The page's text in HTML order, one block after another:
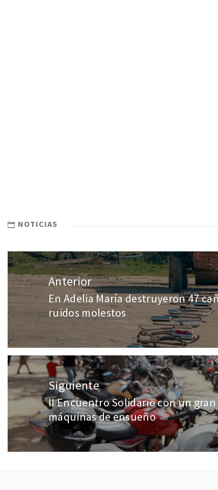
NOTICIAS
Anterior
En Adelia María destruyeron 47
ruidos molestos
Siguiente
II Encuentro Solidario con un
máquinas de ensueño